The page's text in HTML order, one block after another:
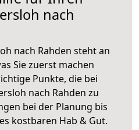
nach
nach Rahden steht an
Sie zuerst machen
Punkte, die bei
nach Rahden zu
bei der Planung bis
kostbaren Hab & Gut.